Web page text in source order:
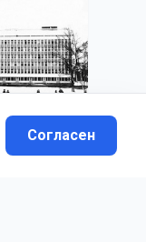
Согласен